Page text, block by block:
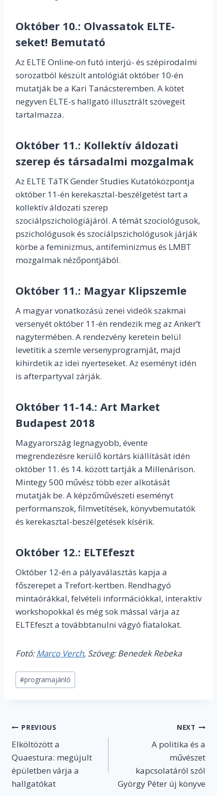
Október 10.: Olvassatok ELTE-
seket! Bemutató
Az ELTE Online-on futó interjú- és szépirodalmi
sorozatból készült antológiát október 10-én
mutatják be a Kari Tanácsteremben. A kötet
negyven ELTE-s hallgató illusztrált szövegeit
tartalmazza.
Október 11.: Kollektív áldozati
szerep és társadalmi mozgalmak
Az ELTE TáTK Gender Studies Kutatóközpontja
október 11-én kerekasztal-beszélgetést tart a
kollektív áldozati szerep
szociálpszichológiájáról. A témát szociológusok,
pszichológusok és szociálpszichológusok járják
körbe a feminizmus, antifeminizmus és LMBT
mozgalmak nézőpontjából.
Október 11.: Magyar Klipszemle
A magyar vonatkozású zenei videók szakmai
versenyét október 11-én rendezik meg az Anker’t
nagytermében. A rendezvény keretein belül
levetítik a szemle versenyprogramját, majd
kihirdetik az idei nyerteseket. Az eseményt idén
is afterpartyval zárják.
Október 11-14.: Art Market
Budapest 2018
Magyarország legnagyobb, évente
megrendezésre kerülő kortárs kiállítását idén
október 11. és 14. között tartják a Millenárison.
Mintegy 500 művész több ezer alkotását
mutatják be. A képzőművészeti eseményt
performanszok, filmvetítések, könyvbemutatók
és kerekasztal-beszélgetések kísérik.
Október 12.: ELTEfeszt
Október 12-én a pályaválasztás kapja a
főszerepet a Trefort-kertben. Rendhagyó
mintaórákkal, felvételi információkkal, interaktív
workshopokkal és még sok mással várja az
ELTEfeszt a továbbtanulni vágyó fiatalokat.
Fotó:Marco Verch, Szöveg: Benedek Rebeka
Post
Tags:
#programajánló
Post
navigation
PREVIOUS
Elköltözött a
Quaestura: megújult
épületben várja a
hallgatókat
NEXT
A politika és a
művészet
kapcsolatáról szól
György Péter új könyve